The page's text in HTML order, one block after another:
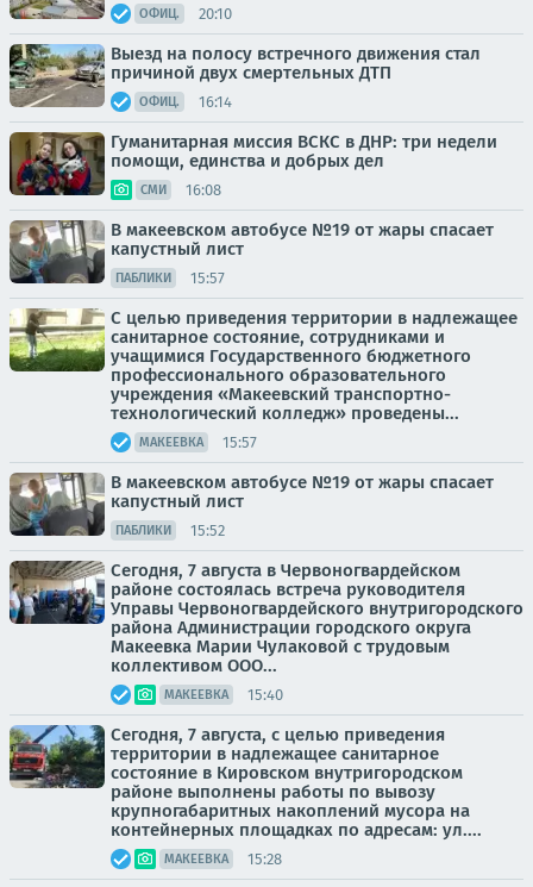
ОФИЦ. 20:10
Выезд на полосу встречного движения стал
причиной двух смертельных ДТП
ОФИЦ. 16:14
Гуманитарная миссия ВСКС в ДНР: три недели
помощи, единства и добрых дел
СМИ 16:08
В макеевском автобусе №19 от жары спасает
капустный лист
ПАБЛИКИ 15:57
С целью приведения территории в надлежащее
санитарное состояние, сотрудниками и
учащимися Государственного бюджетного
профессионального образовательного
учреждения «Макеевский транспортно-
технологический колледж» проведены...
МАКЕЕВКА 15:57
В макеевском автобусе №19 от жары спасает
капустный лист
ПАБЛИКИ 15:52
Сегодня, 7 августа в Червоногвардейском
районе состоялась встреча руководителя
Управы Червоногвардейского внутригородского
района Администрации городского округа
Макеевка Марии Чулаковой с трудовым
коллективом ООО...
МАКЕЕВКА 15:40
Сегодня, 7 августа, с целью приведения
территории в надлежащее санитарное
состояние в Кировском внутригородском
районе выполнены работы по вывозу
крупногабаритных накоплений мусора на
контейнерных площадках по адресам: ул....
МАКЕЕВКА 15:28